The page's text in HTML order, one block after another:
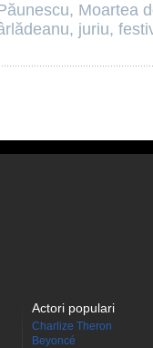
, Moartea
, juriu,
Actori populari
Charlize Theron
Beyoncé